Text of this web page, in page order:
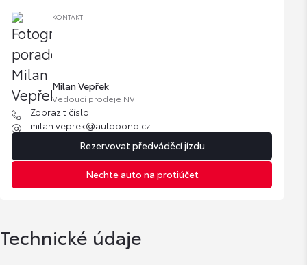
KONTAKT
Milan Vepřek
Vedoucí prodeje NV
Zobrazit číslo
milan.veprek@autobond.cz
Rezervovat předváděcí jízdu
Nechte auto na protiúčet
Technické údaje